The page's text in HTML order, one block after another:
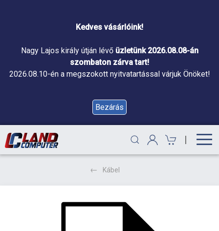
Kedves vásárlóink!
Nagy Lajos király útján lévő üzletünk 2026.08.08-án
szombaton zárva tart!
2026.08.10-én a megszokott nyitvatartással várjuk Önöket!
Bezárás
|
Kábel